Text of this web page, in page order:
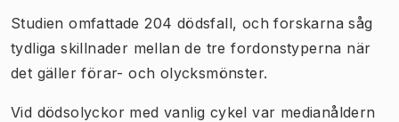
Studien omfattade 204 dödsfall, och forskarna såg
tydliga skillnader mellan de tre fordonstyperna när
det gäller förar- och olycksmönster.
Vid dödsolyckor med vanlig cykel var medianåldern